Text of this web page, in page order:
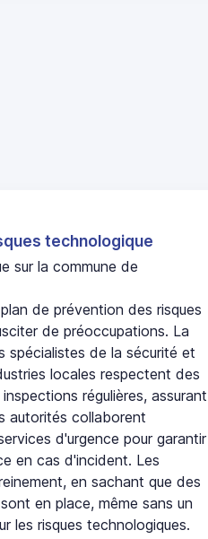
technologique
sur la commune de
de prévention des risques
de préoccupations. La
spécialistes de la sécurité et
locales respectent des
régulières, assurant
autorités collaborent
d'urgence pour garantir
en cas d'incident. Les
en sachant que des
en place, même sans un
les risques technologiques.